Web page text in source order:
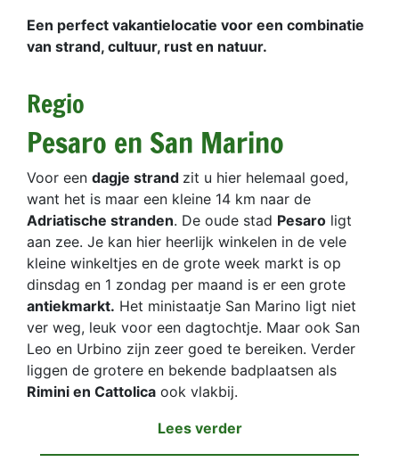
Een perfect vakantielocatie voor een combinatie
van strand, cultuur, rust en natuur.
Regio
Pesaro en San Marino
Voor een dagje strand zit u hier helemaal goed,
want het is maar een kleine 14 km naar de
Adriatische stranden. De oude stad Pesaro ligt
aan zee. Je kan hier heerlijk winkelen in de vele
kleine winkeltjes en de grote week markt is op
dinsdag en 1 zondag per maand is er een grote
antiekmarkt. Het ministaatje San Marino ligt niet
ver weg, leuk voor een dagtochtje. Maar ook San
Leo en Urbino zijn zeer goed te bereiken. Verder
liggen de grotere en bekende badplaatsen als
Rimini en Cattolica ook vlakbij.
Lees verder